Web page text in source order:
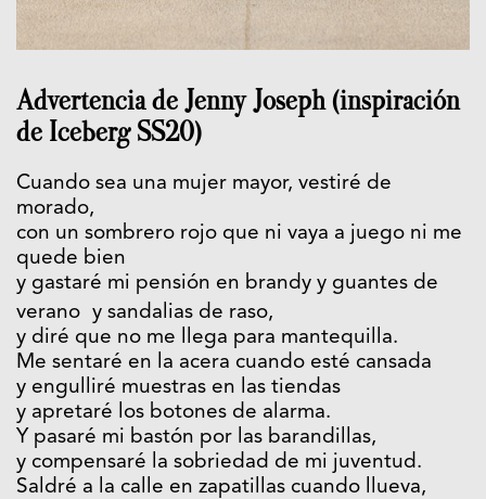
Advertencia de Jenny Joseph (inspiración
de Iceberg SS20)
Cuando sea una mujer mayor, vestiré de
morado,
con un sombrero rojo que ni vaya a juego ni me
quede bien
y gastaré mi pensión en brandy y guantes de
verano y sandalias de raso,
y diré que no me llega para mantequilla.
Me sentaré en la acera cuando esté cansada
y engulliré muestras en las tiendas
y apretaré los botones de alarma.
Y pasaré mi bastón por las barandillas,
y compensaré la sobriedad de mi juventud.
Saldré a la calle en zapatillas cuando llueva,